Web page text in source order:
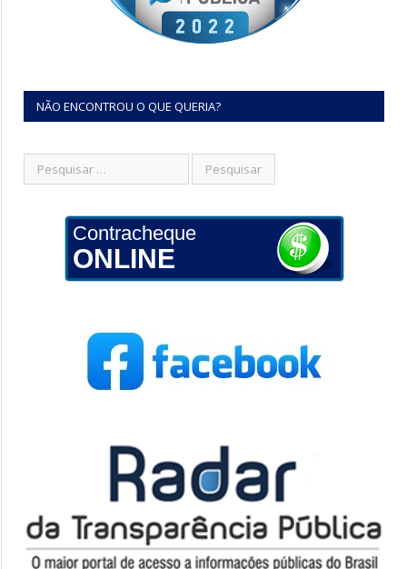
NÃO ENCONTROU O QUE QUERIA?
Contracheque
ONLINE